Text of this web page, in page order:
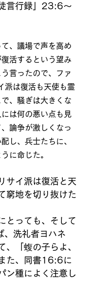
言行録」23:6～
、議場で声を高め
活するという望み
言ったので、ファ
派は復活も天使も霊
、騒ぎは大きくな
は何の悪い点も見
論争が激しくなっ
し、兵士たちに、
に命じた。
サイ派は復活と天
窮地を切り抜けた
とっても、そして
、洗礼者ヨハネ
、「蝮の子らよ、
た、同書16:6に
ン種によく注意し